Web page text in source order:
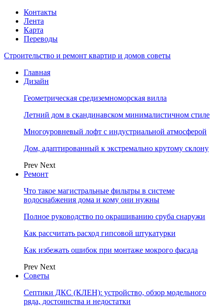
Контакты
Лента
Карта
Переводы
Строительство и ремонт квартир и домов советы
Главная
Дизайн
Геометрическая средиземноморская вилла
Летний дом в скандинавском минималистичном стиле
Многоуровневый лофт с индустриальной атмосферой
Дом, адаптированный к экстремально крутому склону
Prev Next
Ремонт
Что такое магистральные фильтры в системе
водоснабжения дома и кому они нужны
Полное руководство по окрашиванию сруба снаружи
Как рассчитать расход гипсовой штукатурки
Как избежать ошибок при монтаже мокрого фасада
Prev Next
Советы
Септики ДКС (КЛЕН): устройство, обзор модельного
ряда, достоинства и недостатки